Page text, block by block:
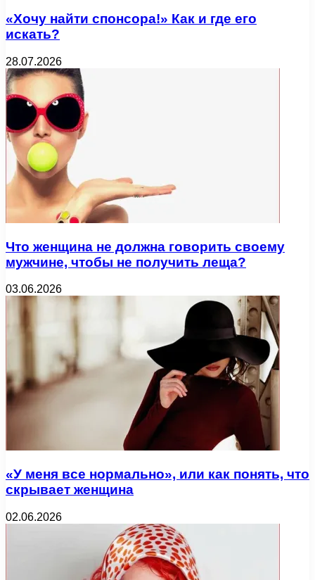
«Хочу найти спонсора!» Как и где его
искать?
28.07.2026
Что женщина не должна говорить своему
мужчине, чтобы не получить леща?
03.06.2026
«У меня все нормально», или как понять, что
скрывает женщина
02.06.2026